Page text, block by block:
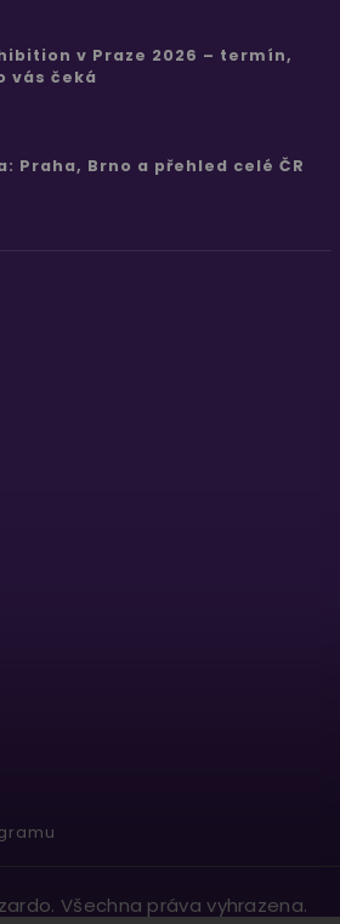
v Praze 2026 – termín,
vás čeká
Praha, Brno a přehled celé ČR
. Všechna práva vyhrazena.